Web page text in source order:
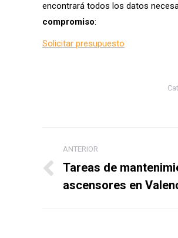
encontrará todos los datos
compromiso:
Solicitar presupuesto
Navegación
entre
publicaciones
ANTERIOR
anterior:
Tareas de
ascensores en